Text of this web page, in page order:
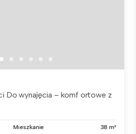
Do wynajęcia – komf ortowe z
Mieszkanie 38 m²